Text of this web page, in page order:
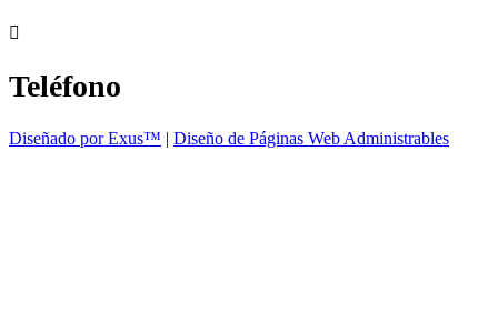
Teléfono
Diseñado por Exus™ | Diseño de Páginas Web Administrables